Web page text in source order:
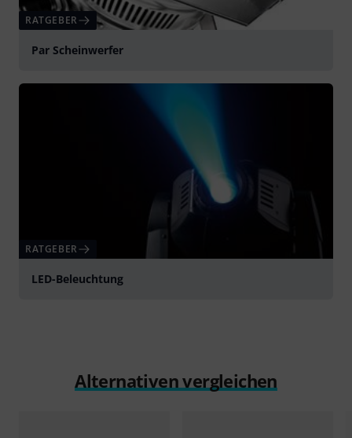
RATGEBER
Par Scheinwerfer
RATGEBER
LED-Beleuchtung
Alternativen vergleichen